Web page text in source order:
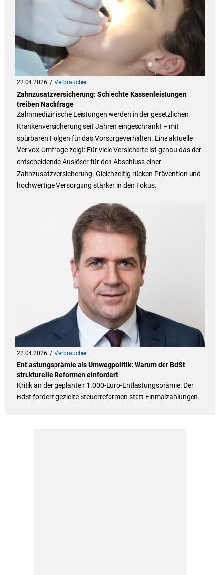
22.04.2026 Verbraucher
Zahnzusatzversicherung: Schlechte Kassenleistungen
treiben Nachfrage
Zahnmedizinische Leistungen werden in der gesetzlichen
Krankenversicherung seit Jahren eingeschränkt – mit
spürbaren Folgen für das Vorsorgeverhalten. Eine aktuelle
Verivox-Umfrage zeigt: Für viele Versicherte ist genau das der
entscheidende Auslöser für den Abschluss einer
Zahnzusatzversicherung. Gleichzeitig rücken Prävention und
hochwertige Versorgung stärker in den Fokus.
22.04.2026 Verbraucher
Entlastungsprämie als Umwegpolitik: Warum der BdSt
strukturelle Reformen einfordert
Kritik an der geplanten 1.000-Euro-Entlastungsprämie: Der
BdSt fordert gezielte Steuerreformen statt Einmalzahlungen.